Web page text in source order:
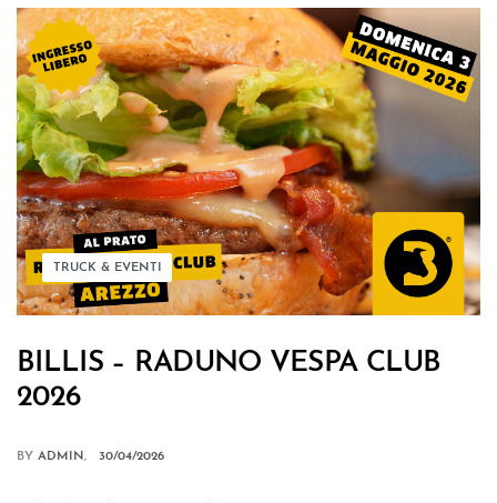
TRUCK & EVENTI
BILLIS – RADUNO VESPA CLUB
2026
BY ADMIN 30/04/2026